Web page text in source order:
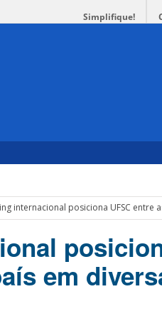
Simplifique!
internacional posiciona UFSC entre
em